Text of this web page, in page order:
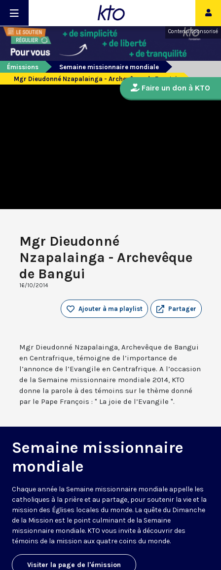
Contenu sponsorisé
Émissions
Semaine missionnaire mondiale
Mgr Dieudonné Nzapalainga - Archevêque de Bangui
Mgr Dieudonné
Nzapalainga - Archevêque
de Bangui
16/10/2014
Partager
Ajouter à ma playlist
Mgr Dieudonné Nzapalainga, Archevêque de Bangui
en Centrafrique, témoigne de l’importance de
l’annonce de l’Evangile en Centrafrique. A l’occasion
de la Semaine missionnaire mondiale 2014, KTO
donne la parole à des témoins sur le thème donné
par le Pape François : " La joie de l’Evangile ".
Semaine missionnaire
mondiale
Chaque année la Semaine missionnaire mondiale appelle les
catholiques à la prière et au partage, pour soutenir la vie et la
mission des Églises locales du monde. La quête du Dimanche
de la Mission est le point culminant de la Semaine
missionnaire mondiale. KTO vous invite à découvrir des
témoins de la mission aux quatre coins du monde.
Visiter la page de l'émission
Faire un don à KTO